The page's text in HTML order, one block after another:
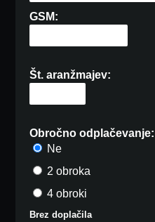
GSM:
Št. aranžmajev:
Obročno odplačevanje:
Ne
2 obroka
4 obroki
Brez doplačila